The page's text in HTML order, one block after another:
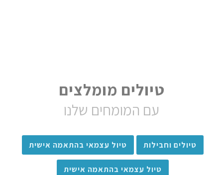
טיולים מומלצים
עם המומחים שלנו
טיולים וחבילות טיול עצמאי בהתאמה אישית
טיול עצמאי בהתאמה אישית